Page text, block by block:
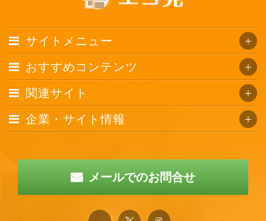
サイトメニュー
おすすめコンテンツ
関連サイト
企業・サイト情報
メールでのお問合せ